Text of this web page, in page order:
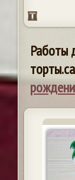
Работы